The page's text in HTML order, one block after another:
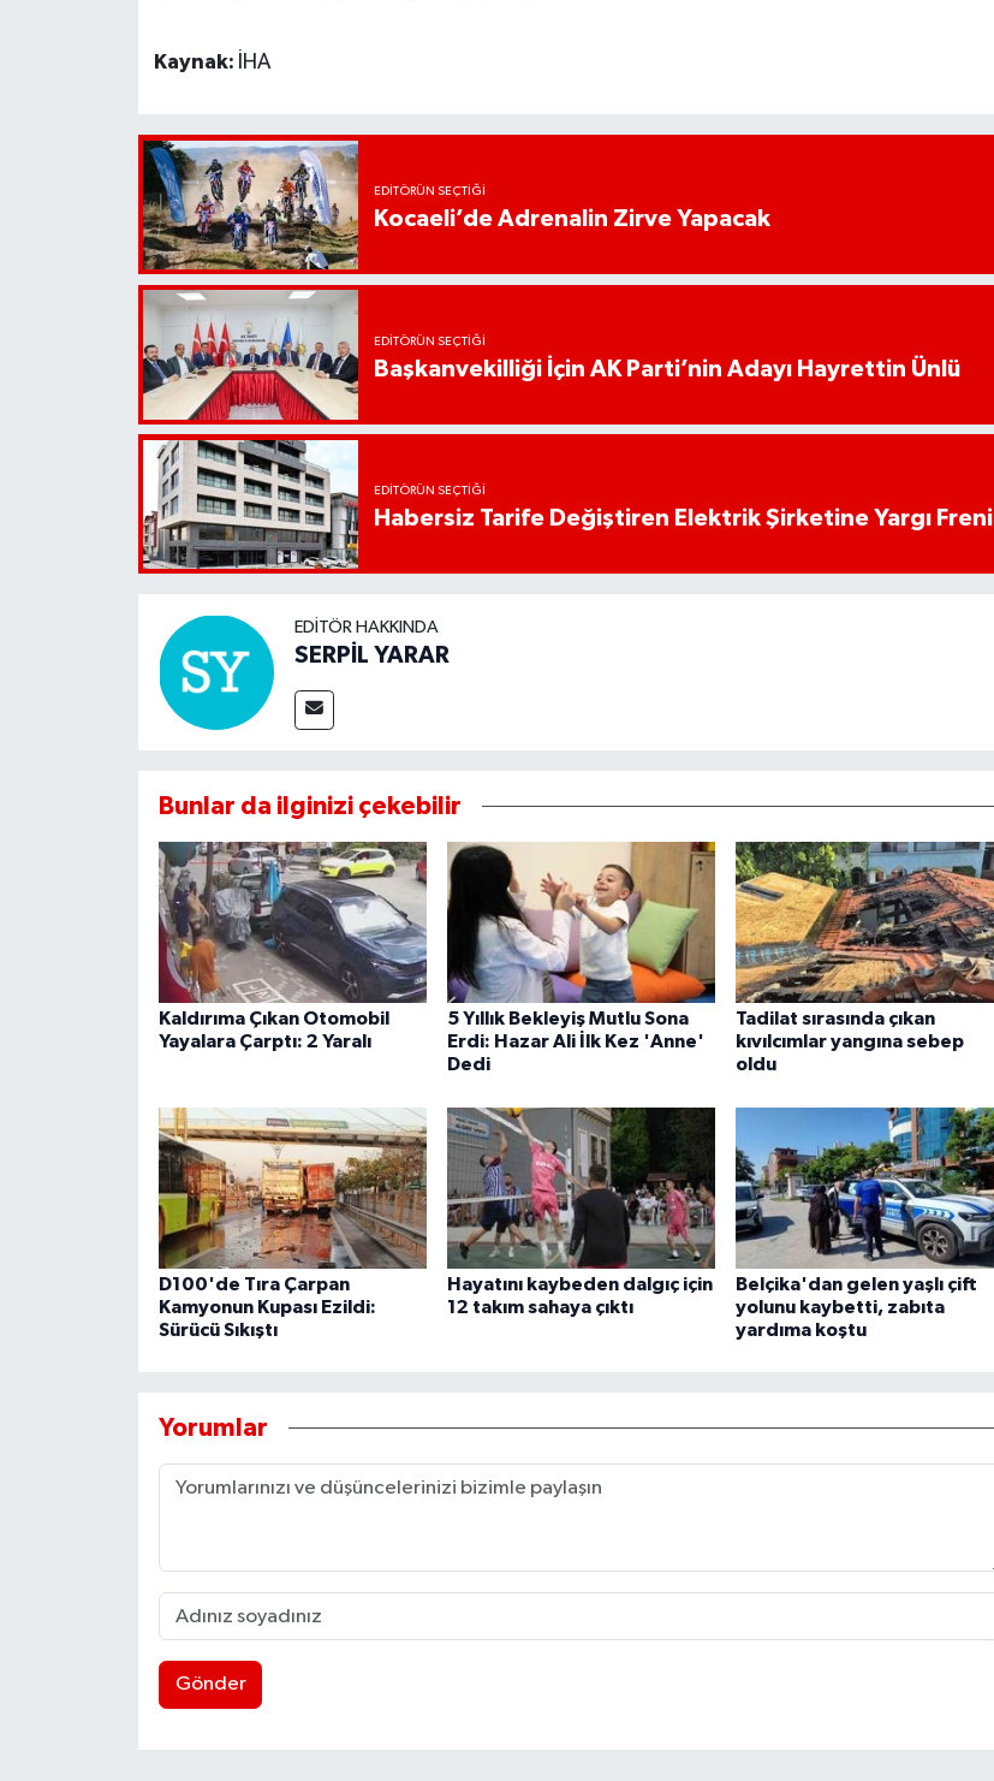
Kaynak: İHA
EDITÖRÜN SEÇTIĞI
Kocaeli’de Adrenalin Zirve Yapacak
EDITÖRÜN SEÇTIĞI
Başkanvekilliği İçin AK Parti’nin Adayı Hayrettin Ünlü
EDITÖRÜN SEÇTIĞI
Habersiz Tarife Değiştiren Elektrik Şirketine Yargı Freni
EDITÖR HAKKINDA
SERPİL YARAR
Bunlar da ilginizi çekebilir
Kaldırıma Çıkan Otomobil
Yayalara Çarptı: 2 Yaralı
5 Yıllık Bekleyiş Mutlu Sona
Erdi: Hazar Ali İlk Kez 'Anne'
Dedi
Tadilat sırasında çıkan
kıvılcımlar yangına sebep
oldu
D100'de Tıra Çarpan
Kamyonun Kupası Ezildi:
Sürücü Sıkıştı
Hayatını kaybeden dalgıç için
12 takım sahaya çıktı
Belçika'dan gelen yaşlı çift
yolunu kaybetti, zabıta
yardıma koştu
Yorumlar
Gönder